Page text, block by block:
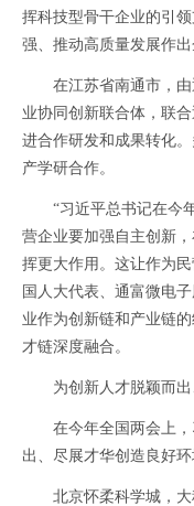
挥科技型骨干企业的引
强、推动高质量发展作出
在江苏省南通市，由
业协同创新联合体，联
进合作研发和成果转化
产学研合作。
“习近平总书记在今年
营企业要加强自主创新
挥更大作用。这让作为
国人大代表、通富微电
业作为创新链和产业链
才链深度融合。
为创新人才脱颖而出
在今年全国两会上，
出、尽展才华创造良好环
北京怀柔科学城，大